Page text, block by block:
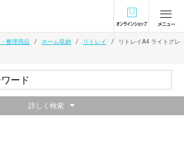
オンラインショ
整理用品 ホーム収納 リトレイ
リトレイA4 ライトグレ
詳しく検索